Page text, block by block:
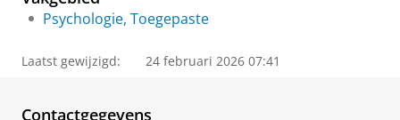
c
P
o
t
Psychologie, Toegepaste
Laatst gewijzigd: 24 februari 2026 07:41
Contactgegevens